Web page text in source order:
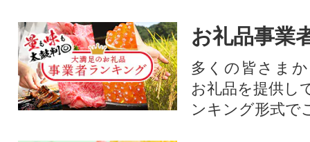
お礼品事業
多くの皆さま
お礼品を提供し
ンキング形式で